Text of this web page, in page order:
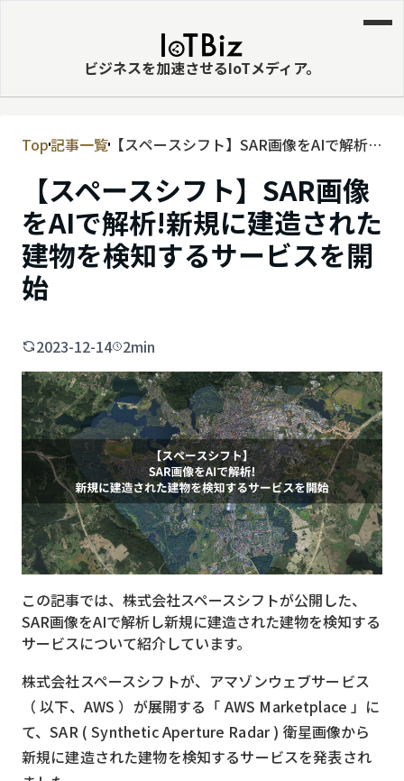
ビジネスを加速させるIoTメディア。
MVNE
エッジ
LPWA
DaaS
IaaS
ビッグデータ
MNO
MVNO
スマート漁業
PR
5G
クラウド
M2M
VPN
スマート〇〇
スマート農業
ドローン
Top記事一覧【スペースシフト】SAR画像をAIで解析!
スを開始
【スペースシフト】SAR画像
をAIで解析!新規に建造された
建物を検知するサービスを開
始
2023-12-14 2min
この記事では、株式会社スペースシフトが公開した、
SAR画像をAIで解析し新規に建造された建物を検知する
サービスについて紹介しています。
株式会社スペースシフトが、アマゾンウェブサービス
（ 以下、AWS ）が展開する「 AWS Marketplace 」に
て、SAR ( Synthetic Aperture Radar ) 衛星画像から
新規に建造された建物を検知するサービスを発表され